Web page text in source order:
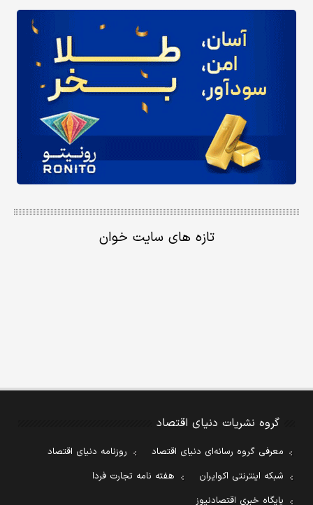
تازه های سایت خوان
گروه نشریات دنیای اقتصاد
معرفی گروه رسانه‌ای دنیای اقتصاد
روزنامه دنیای اقتصاد
شبکه اینترنتی اکوایران
هفته نامه تجارت فردا
پایگاه خبری اقتصادنیوز